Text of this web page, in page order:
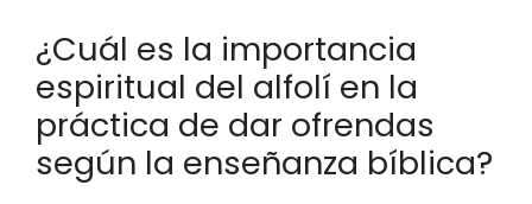
¿Cuál es la importancia
espiritual del alfolí en la
práctica de dar ofrendas
según la enseñanza bíblica?